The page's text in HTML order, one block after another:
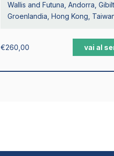
Wallis and Futuna, Andorra,
Groenlandia, Hong Kong,
€260,00 vai al